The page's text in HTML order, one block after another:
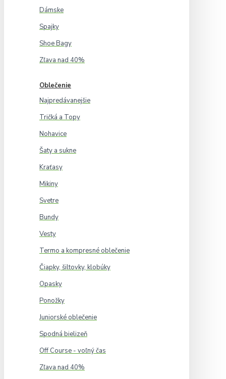
Dámske
Spajky
Shoe Bagy
Zľava nad 40%
Oblečenie
Najpredávanejšie
Tričká a Topy
Nohavice
Šaty a sukne
Kraťasy
Mikiny
Svetre
Bundy
Vesty
Termo a kompresné oblečenie
Čiapky, šiltovky, klobúky
Opasky
Ponožky
Juniorské oblečenie
Spodná bielizeň
Off Course - voľný čas
Zľava nad 40%